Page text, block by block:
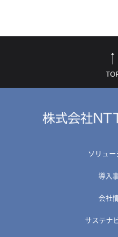
ソリュ
導入
会社
サステナ